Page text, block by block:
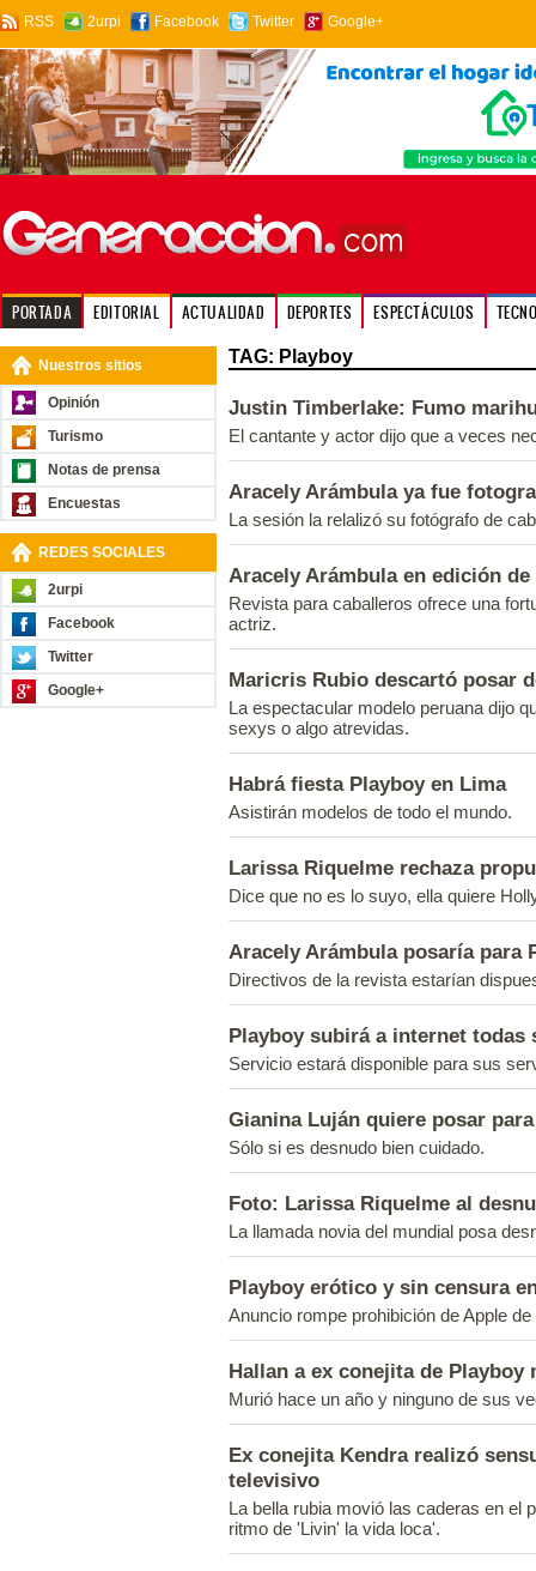
RSS 2urpi Facebook Twitter Google+
PORTADA EDITORIAL ACTUALIDAD DEPORTES ESPECTÁCULOS
Nuestros sitios
Opinión
Turismo
Notas de prensa
Encuestas
REDES SOCIALES
2urpi
Facebook
Twitter
Google+
TAG: Playboy
Justin Timberlake: Fumo
El cantante y actor dijo que a veces
Aracely Arámbula ya fue
La sesión la relalizó su fotógrafo de
Aracely Arámbula en edición
Revista para caballeros ofrece una
actriz.
Maricris Rubio descartó posar
La espectacular modelo peruana dijo
sexys o algo atrevidas.
Habrá fiesta Playboy en Lima
Asistirán modelos de todo el mundo.
Larissa Riquelme rechaza
Dice que no es lo suyo, ella quiere
Aracely Arámbula posaría para
Directivos de la revista estarían
Playboy subirá a internet todas
Servicio estará disponible para sus
Gianina Luján quiere posar
Sólo si es desnudo bien cuidado.
Foto: Larissa Riquelme al
La llamada novia del mundial posa
Playboy erótico y sin censura
Anuncio rompe prohibición de Apple
Hallan a ex conejita de Playboy
Murió hace un año y ninguno de sus
Ex conejita Kendra realizó
televisivo
La bella rubia movió las caderas en el
ritmo de 'Livin' la vida loca'.